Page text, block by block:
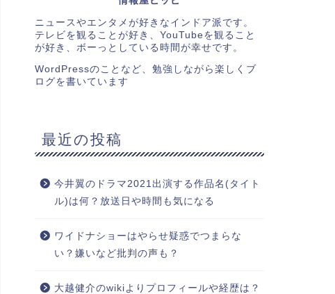
ニュースやエンタメが好きなインドア派です。
テレビを観ることが好き、YouTubeを観ること
が好き、ボーっとしている時間が幸せです。
WordPressのことなど、勉強しながら楽しくブ
ログを書いています
最近の投稿
今井翼のドラマ2021出演する作品名(タイト
ル)は何？放送日や時間も気になる
ワイドナショーはやらせ疑惑でつまらな
い？嫌いなど批判の声も？
大越健介のwikiよりプロフィールや経歴は？